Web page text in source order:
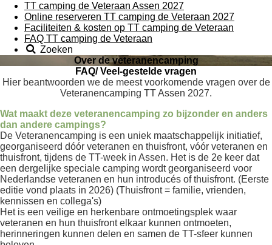
TT camping de Veteraan Assen 2027
Online reserveren TT camping de Veteraan 2027
Faciliteiten & kosten op TT camping de Veteraan
FAQ TT camping de Veteraan
Zoeken
Over de veteranencamping
FAQ/ Veel-gestelde vragen
Hier beantwoorden we de meest voorkomende vragen over de
Veteranencamping TT Assen 2027.
Wat maakt deze veteranencamping zo bijzonder en anders
dan andere campings?
De Veteranencamping is een uniek maatschappelijk initiatief,
georganiseerd dóór veteranen en thuisfront, vóór veteranen en
thuisfront, tijdens de TT-week in Assen. Het is de 2e keer dat
een dergelijke speciale camping wordt georganiseerd voor
Nederlandse veteranen en hun introducés of thuisfront. (Eerste
editie vond plaats in 2026) (Thuisfront = familie, vrienden,
kennissen en collega's)
Het is een veilige en herkenbare ontmoetingsplek waar
veteranen en hun thuisfront elkaar kunnen ontmoeten,
herinneringen kunnen delen en samen de TT-sfeer kunnen